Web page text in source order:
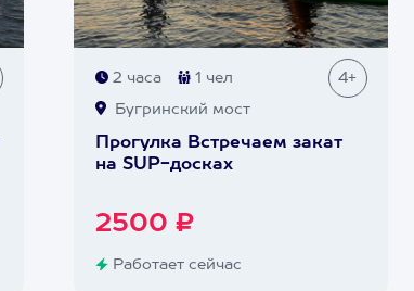
2 часа 1 чел 4+
Бугринский мост
Прогулка Встречаем закат
на SUP-досках
2500 ₽
Работает сейчас